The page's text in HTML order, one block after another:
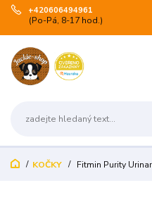
+420606494961
(Po-Pá, 8-17 hod.)
KOČKY Fitmin Purity